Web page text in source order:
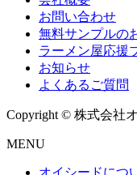
お問い合わせ
無料サンプルの
ラーメン屋応援
お知らせ
よくあるご質問
Copyright © 株式会社
MENU
オイシードにつ